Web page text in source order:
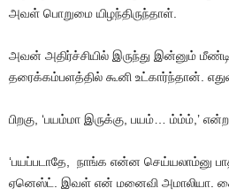
அவள் பொறுமை யிழந்திருந்தாள்
அவன் அதிர்ச்சியில் இருந்து இன்னும்
தரைக்கம்பளத்தில் கூனி உட்கார்ந்தான்
பிறகு , ‘பயம்மா இருக்கு பயம் ம்ம்ம் ,’
‘பயப்படாதே நாங்க என்ன செய்யலாம்னு
ஏனெஸ்ட்
இவள் என் மனைவி அமாலியா